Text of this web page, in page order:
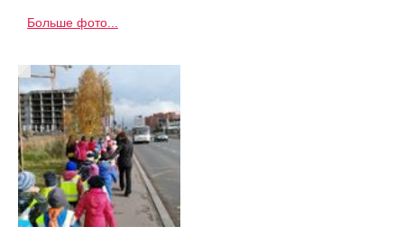
Больше фото...